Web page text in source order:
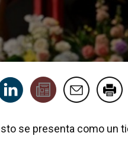
se presenta como un